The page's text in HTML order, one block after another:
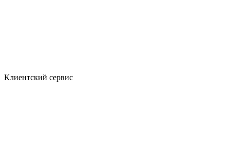
Клиентский сервис